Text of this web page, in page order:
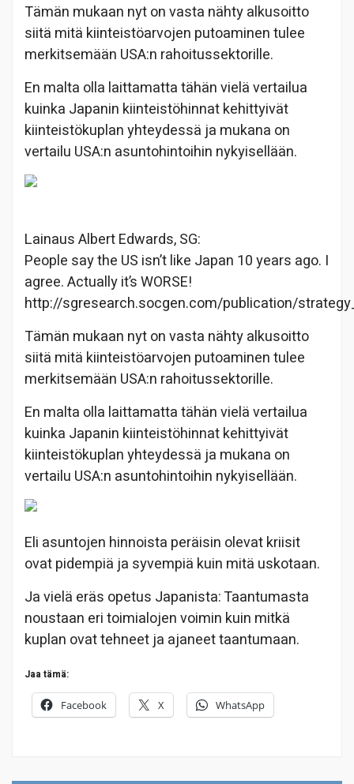
Tämän mukaan nyt on vasta nähty alkusoitto
siitä mitä kiinteistöarvojen putoaminen tulee
merkitsemään USA:n rahoitussektorille.
En malta olla laittamatta tähän vielä vertailua
kuinka Japanin kiinteistöhinnat kehittyivät
kiinteistökuplan yhteydessä ja mukana on
vertailu USA:n asuntohintoihin nykyisellään.
Lainaus Albert Edwards, SG:
People say the US isn’t like Japan 10 years ago. I
agree. Actually it’s WORSE!
http://sgresearch.socgen.com/publication/
Tämän mukaan nyt on vasta nähty alkusoitto
siitä mitä kiinteistöarvojen putoaminen tulee
merkitsemään USA:n rahoitussektorille.
En malta olla laittamatta tähän vielä vertailua
kuinka Japanin kiinteistöhinnat kehittyivät
kiinteistökuplan yhteydessä ja mukana on
vertailu USA:n asuntohintoihin nykyisellään.
Eli asuntojen hinnoista peräisin olevat kriisit
ovat pidempiä ja syvempiä kuin mitä uskotaan.
Ja vielä eräs opetus Japanista: Taantumasta
noustaan eri toimialojen voimin kuin mitkä
kuplan ovat tehneet ja ajaneet taantumaan.
Jaa tämä:
Facebook X WhatsApp